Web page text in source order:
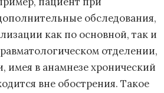
обследования,
как по основной, так и
отделении,
в анамнезе хронический
вне обострения. Такое